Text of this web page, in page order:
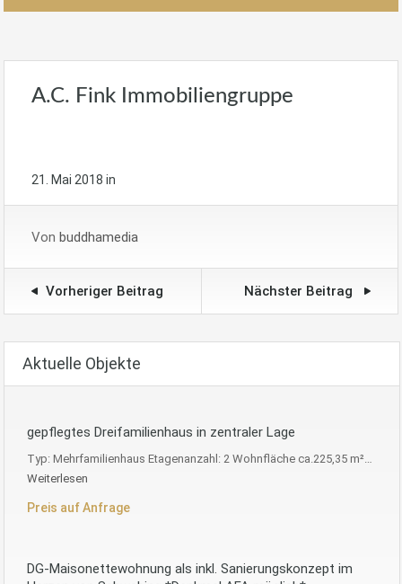
A.C. Fink Immobiliengruppe
21. Mai 2018 in
Von buddhamedia
Vorheriger Beitrag Nächster Beitrag
Aktuelle Objekte
gepflegtes Dreifamilienhaus in zentraler Lage
Typ: Mehrfamilienhaus Etagenanzahl: 2 Wohnfläche ca.225,35 m²…
Weiterlesen
Preis auf Anfrage
DG-Maisonettewohnung als inkl. Sanierungskonzept im